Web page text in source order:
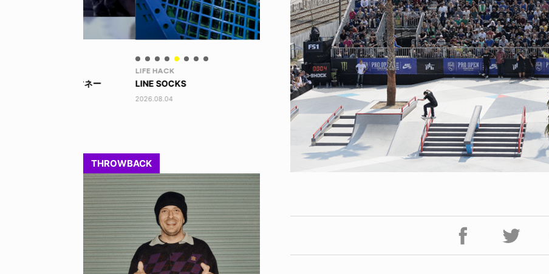
LINE SOCKS
LIFE HACK
150 WALLET
2026.07.28
NEWS
HAGEBA BOYS 2026
THROWBACK